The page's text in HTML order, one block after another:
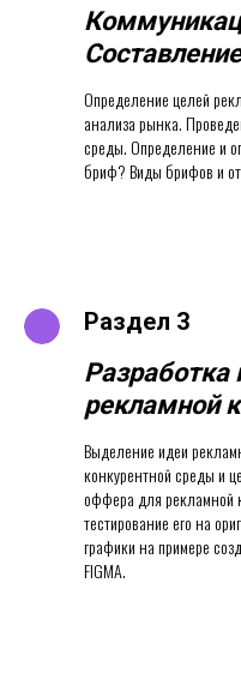
Определение целей
анализа рынка.
среды. Определение и
бриф? Виды брифов и
Раздел 3
рекламной
Выделение идеи
конкурентной среды и
оффера для рекламной
тестирование его на
графики на примере
FIGMA.